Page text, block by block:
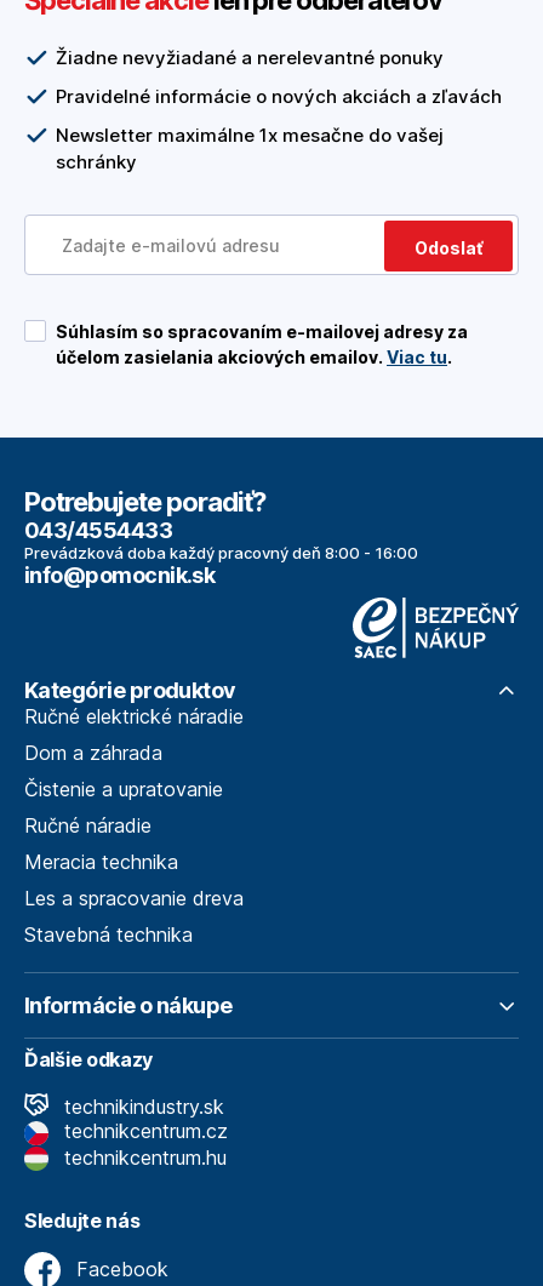
Žiadne nevyžiadané a nerelevantné ponuky
Pravidelné informácie o nových akciách a zľavách
Newsletter maximálne 1x mesačne do vašej
schránky
Odoslať
Súhlasím so spracovaním e-mailovej adresy za
účelom zasielania akciových emailov. Viac tu.
Potrebujete poradiť?
043/4554433
Prevádzková doba každý pracovný deň 8:00 - 16:00
info@pomocnik.sk
Kategórie produktov
Ručné elektrické náradie
Dom a záhrada
Čistenie a upratovanie
Ručné náradie
Meracia technika
Les a spracovanie dreva
Stavebná technika
Informácie o nákupe
Ďalšie odkazy
technikindustry.sk
technikcentrum.cz
technikcentrum.hu
Sledujte nás
Facebook